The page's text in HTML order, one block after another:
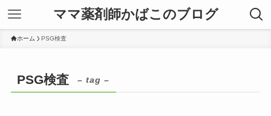
ママ薬剤師かばこのブログ
ホーム PSG検査
PSG検査 – tag –